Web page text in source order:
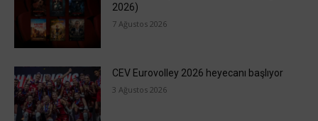
2026)
7 Ağustos 2026
CEV Eurovolley 2026 heyecanı başlıyor
3 Ağustos 2026